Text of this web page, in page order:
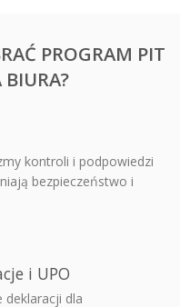
PROGRAM PIT
kontroli i podpowiedzi
bezpieczeństwo i
i UPO
deklaracji dla